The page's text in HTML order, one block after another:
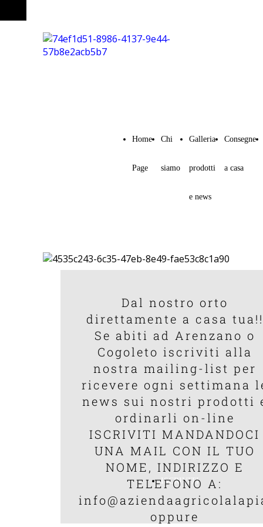
Home
Page
Chi
siamo
Galleria
prodotti
e news
Consegne
a casa
Dal nostro orto
direttamente a casa tua!!
Se abiti ad Arenzano o
Cogoleto iscriviti alla
nostra mailing-list per
ricevere ogni settimana
news sui nostri prodotti
ordinarli on-line
ISCRIVITI MANDANDOCI
UNA MAIL CON IL TUO
NOME, INDIRIZZO E
TELEFONO A:
oppure
ISCRIVITI